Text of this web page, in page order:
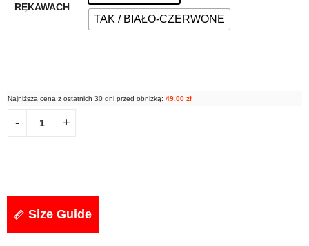
RĘKAWACH
TAK / BIAŁO-CZERWONE
Najniższa cena z ostatnich 30 dni przed obniżką: 49,00 zł
Size Guide